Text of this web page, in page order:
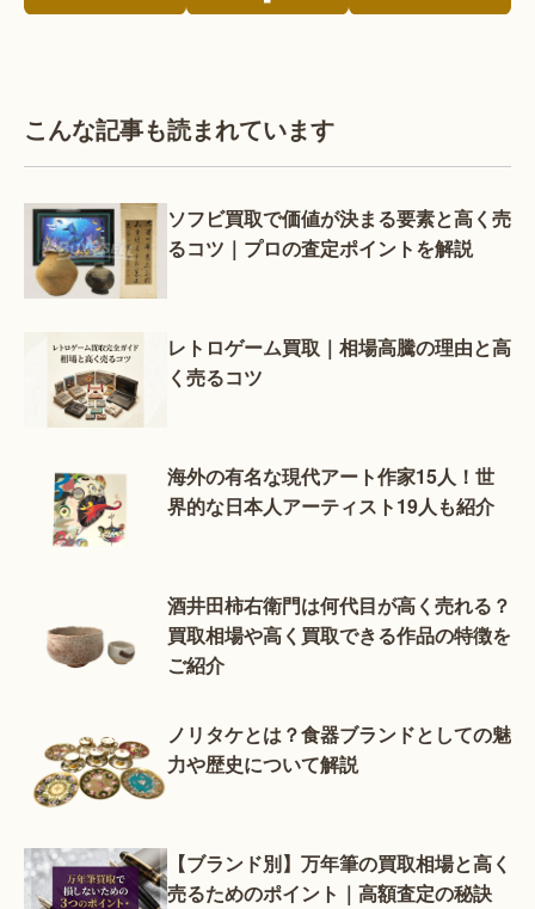
こんな記事も読まれています
ソフビ買取で価値が決まる要素と高く売
るコツ｜プロの査定ポイントを解説
レトロゲーム買取｜相場高騰の理由と高
く売るコツ
海外の有名な現代アート作家15人！世
界的な日本人アーティスト19人も紹介
酒井田柿右衛門は何代目が高く売れる？
買取相場や高く買取できる作品の特徴を
ご紹介
ノリタケとは？食器ブランドとしての魅
力や歴史について解説
【ブランド別】万年筆の買取相場と高く
売るためのポイント｜高額査定の秘訣